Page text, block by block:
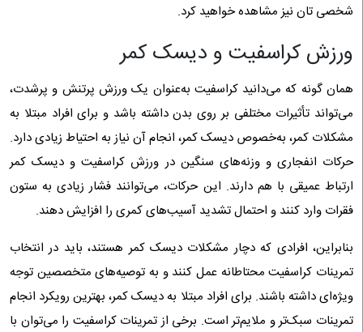
شخصی تان نیز مشاهده خواهید کرد.
ورزش کراسفیت و دیسک کمر
همان گونه که می‌دانید کراسفیت به‌عنوان یک ورزش پرتنش و پرشدت،
می‌تواند تأثیرات مختلفی بر روی بدن داشته باشد و برای افراد مبتلا به
مشکلات کمر، به‌خصوص دیسک کمر، انجام آن نیاز به احتیاط زیادی دارد.
حرکات انفجاری و وزنه‌های سنگین در ورزش کراسفیت و دیسک کمر
ارتباط عمیقی با هم دارند. این حرکات، می‌توانند فشار زیادی به ستون
فقرات وارد کنند و احتمال تشدید آسیب‌های کمری را افزایش دهند.
بنابراین، افرادی که دچار مشکلات دیسک کمر هستند، باید در انتخاب
تمرینات کراسفیت محتاطانه عمل کنند و به توصیه‌های متخصصین توجه
ویژه‌ای داشته باشند. برای افراد مبتلا به دیسک کمر، بهترین رویکرد انجام
تمرینات سبک‌تر و ملایم‌تر است. برخی از تمرینات کراسفیت را می‌توان با